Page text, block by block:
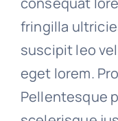
fringilla
suscipit leo
eget lorem.
Pellentesque